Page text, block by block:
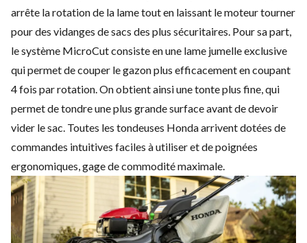
arrête la rotation de la lame tout en laissant le moteur tourner
pour des vidanges de sacs des plus sécuritaires. Pour sa part,
le système MicroCut consiste en une lame jumelle exclusive
qui permet de couper le gazon plus efficacement en coupant
4 fois par rotation. On obtient ainsi une tonte plus fine, qui
permet de tondre une plus grande surface avant de devoir
vider le sac. Toutes les tondeuses Honda arrivent dotées de
commandes intuitives faciles à utiliser et de poignées
ergonomiques, gage de commodité maximale.